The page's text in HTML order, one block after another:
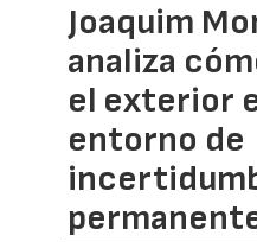
Joaquim
analiza
el exterior
entorno de